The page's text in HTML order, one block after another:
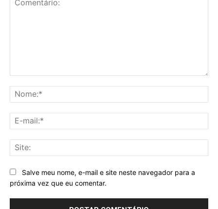
Salve meu nome, e-mail e site neste navegador para a
próxima vez que eu comentar.